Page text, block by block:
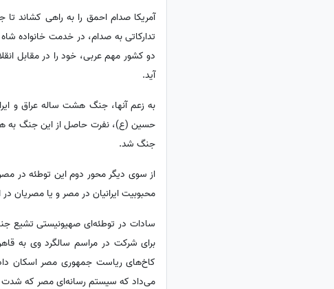
آمریکا صدام احمق را به راهی کشاند
تدارکاتی به صدام، در خدمت خانواده شاه
دو کشور مهم عربی، خود را در مقابل
آید.
به زعم آنها، جنگ هشت ساله عراق و
حسین (ع)، نفرت حاصل از این جنگ به
جنگ شد.
از سوی دیگر محور دوم این توطئه در
محبوبیت ایرانیان در مصر و یا مصریان در
سادات در توطئه‌ای صهیونیستی تشیع
برای شرکت در مراسم سالگرد وی به
کاخ‌های ریاست جمهوری مصر اسکان
می‌داد که سیستم رسانه‌ای مصر که شدت